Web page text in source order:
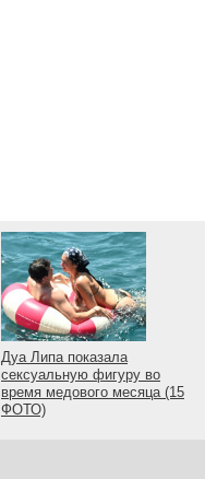
Дуа Липа показала
сексуальную фигуру во
время медового месяца (15
ФОТО)